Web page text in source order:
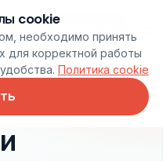
Онлайн запись
cookie
необходимо принять
для корректной работы
Политика cookie